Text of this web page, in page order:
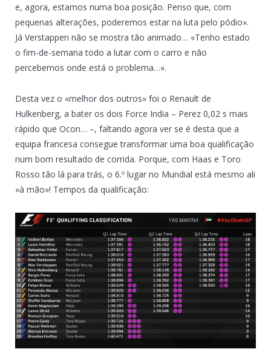
e, agora, estamos numa boa posição. Penso que, com
pequenas alterações, poderemos estar na luta pelo pódio».
Já Verstappen não se mostra tão animado… «Tenho estado
o fim-de-semana todo a lutar com o carro e não
percebemos onde está o problema…».
Desta vez o «melhor dos outros» foi o Renault de
Hulkenberg, a bater os dois Force India – Perez 0,02 s mais
rápido que Ocon… –, faltando agora ver se é desta que a
equipa francesa consegue transformar uma boa qualificação
num bom resultado de corrida. Porque, com Haas e Toro
Rosso tão lá para trás, o 6.º lugar no Mundial está mesmo ali
«à mão»! Tempos da qualificação: